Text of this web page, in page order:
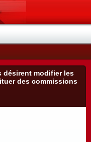
désirent modifier les
des commissions